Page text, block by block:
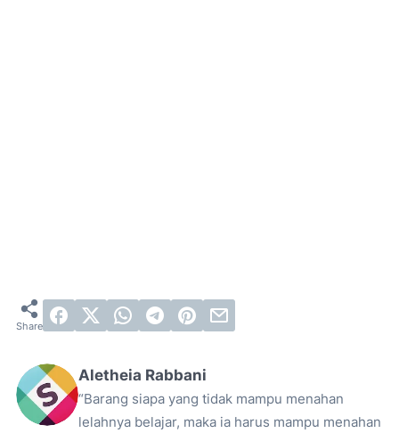
Aletheia Rabbani
“Barang siapa yang tidak mampu menahan
lelahnya belajar, maka ia harus mampu menahan